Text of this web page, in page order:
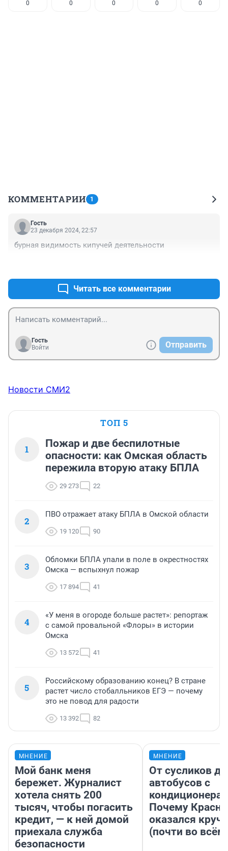
0 0 0 0 0
КОММЕНТАРИИ 1
Гость
23 декабря 2024, 22:57
бурная видимость кипучей деятельности
Читать все комментарии
Гость
Войти
Отправить
Новости СМИ2
ТОП 5
1
Пожар и две беспилотные
опасности: как Омская область
пережила вторую атаку БПЛА
29 273 22
2
ПВО отражает атаку БПЛА в Омской области
19 120 90
3
Обломки БПЛА упали в поле в окрестностях
Омска — вспыхнул пожар
17 894 41
4
«У меня в огороде больше растет»: репортаж
с самой провальной «Флоры» в истории
Омска
13 572 41
5
Российскому образованию конец? В стране
растет число стобалльников ЕГЭ — почему
это не повод для радости
13 392 82
МНЕНИЕ
Мой банк меня
бережет. Журналист
хотела снять 200
тысяч, чтобы погасить
кредит, — к ней домой
приехала служба
безопасности
МНЕНИЕ
От сусликов до
автобусов с
Почему
оказался
(почти во